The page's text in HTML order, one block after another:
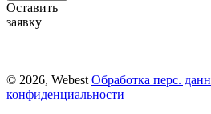
Оставить
заявку
© 2026, Webest Обработка перс.
конфиденциальности